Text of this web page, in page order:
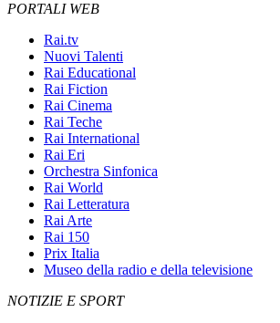
PORTALI WEB
Rai.tv
Nuovi Talenti
Rai Educational
Rai Fiction
Rai Cinema
Rai Teche
Rai International
Rai Eri
Orchestra Sinfonica
Rai World
Rai Letteratura
Rai Arte
Rai 150
Prix Italia
Museo della radio e della televisione
NOTIZIE E SPORT